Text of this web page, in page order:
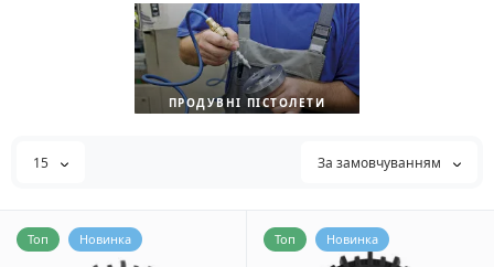
ПРОДУВНІ ПІСТОЛЕТИ
15 За замовчуванням
Топ Новинка Топ Новинка